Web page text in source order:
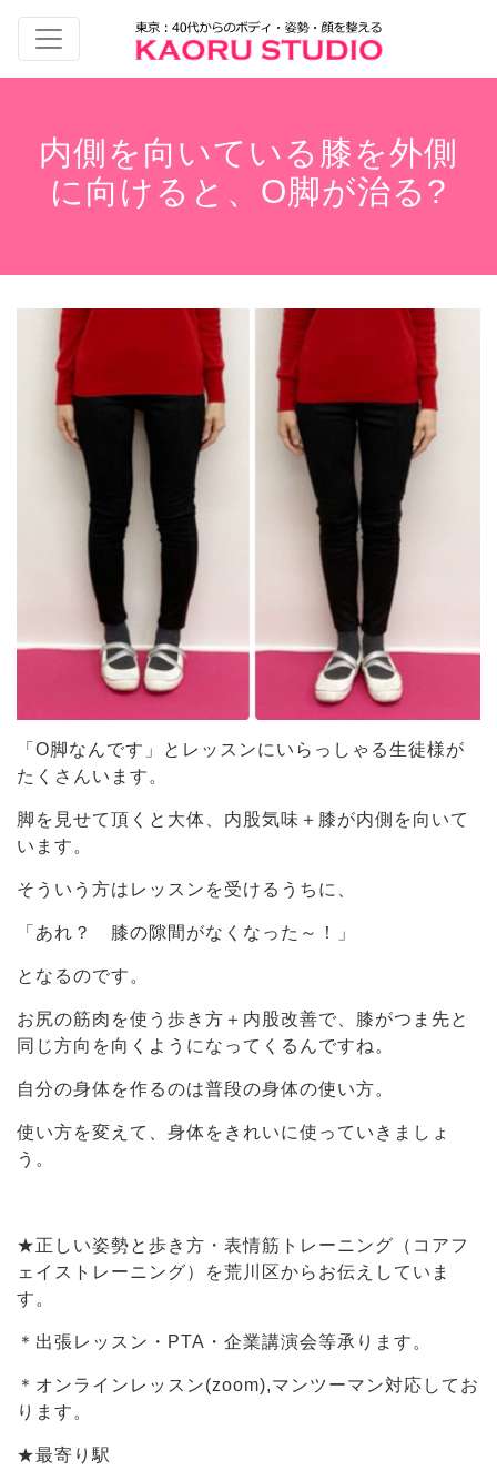
内側を向いている膝を外側
に向けると、O脚が治る?
「O脚なんです」とレッスンにいらっしゃる生徒様が
たくさんいます。
脚を見せて頂くと大体、内股気味＋膝が内側を向いて
います。
そういう方はレッスンを受けるうちに、
「あれ？ 膝の隙間がなくなった～！」
となるのです。
お尻の筋肉を使う歩き方＋内股改善で、膝がつま先と
同じ方向を向くようになってくるんですね。
自分の身体を作るのは普段の身体の使い方。
使い方を変えて、身体をきれいに使っていきましょ
う。
★正しい姿勢と歩き方・表情筋トレーニング（コアフ
ェイストレーニング）を荒川区からお伝えしていま
す。
＊出張レッスン・PTA・企業講演会等承ります。
＊オンラインレッスン(zoom),マンツーマン対応してお
ります。
★最寄り駅